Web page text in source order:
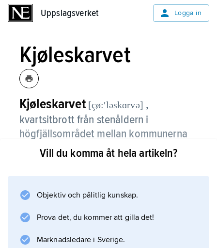
Uppslagsverket Logga in
Kjøleskarvet
Kjøleskarvet [çø:ʹləskɑrvə] ,
kvartsitbrott från stenåldern i
högfjällsområdet mellan kommunerna
Hemsedal och Lærdal i södra Norge.
tonvis med restmaterial påträffats. Brottet
Vill du komma åt hela artikeln?
Objektiv och pålitlig kunskap.
Prova det, du kommer att gilla det!
Marknadsledare i Sverige.